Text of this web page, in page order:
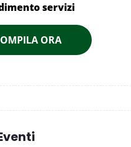
servizi
ORA